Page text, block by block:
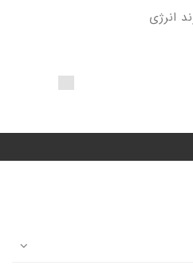
انرژی